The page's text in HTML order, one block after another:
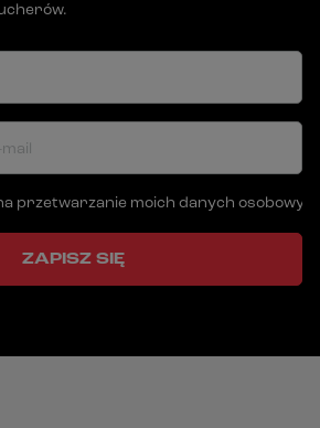
przetwarzanie moich danych
ZAPISZ SIĘ